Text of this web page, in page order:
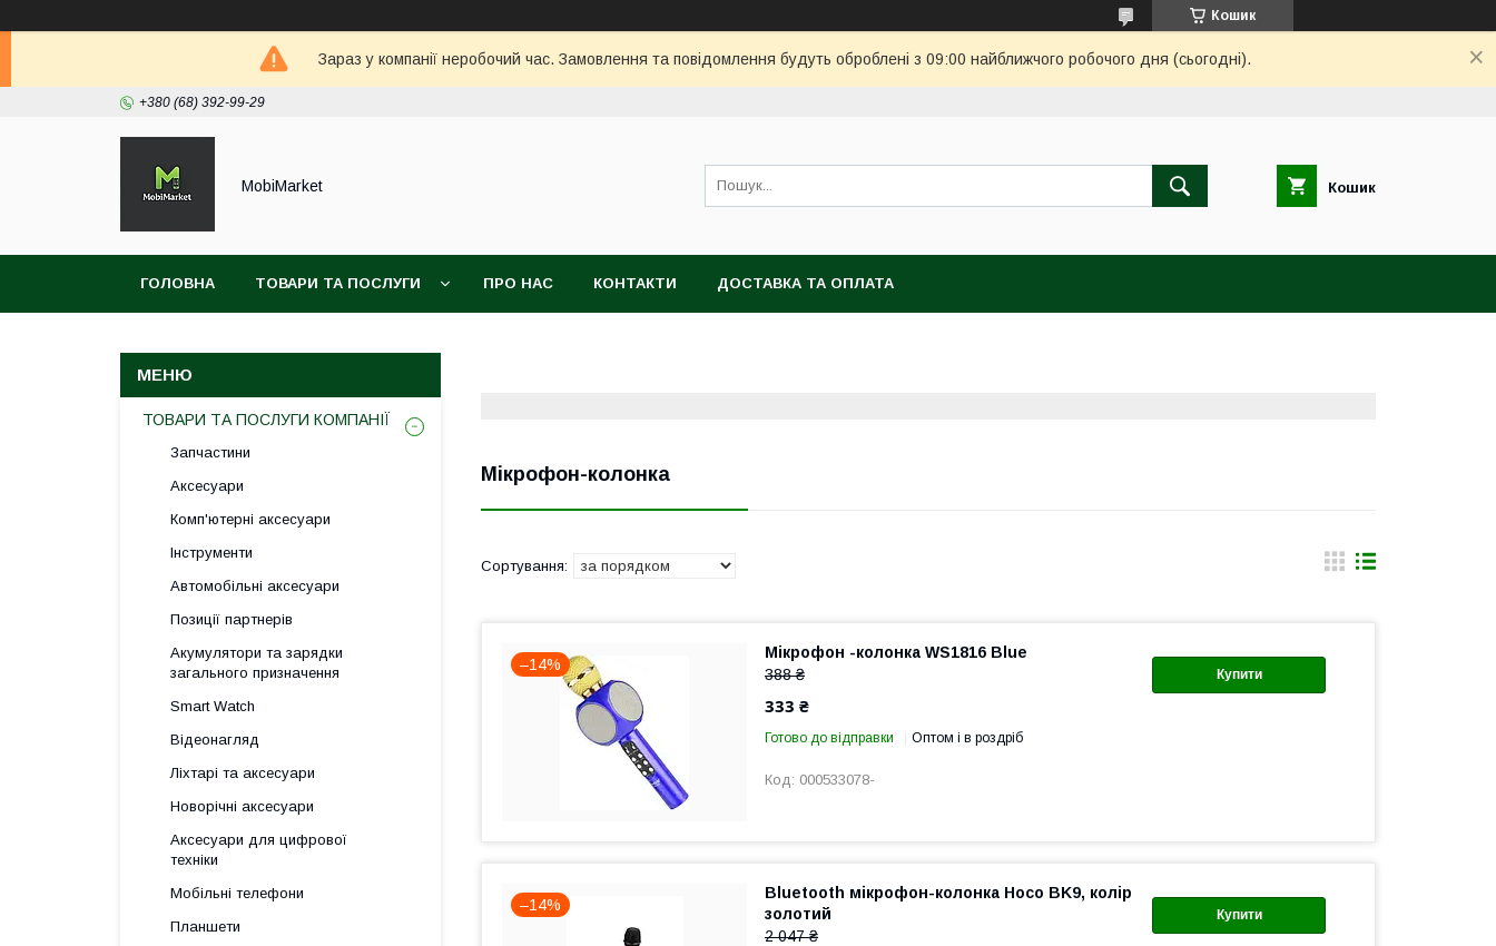
Кошик
Зараз у компанії неробочий час. Замовлення та повідомлення будуть оброблені з 09:00 найближчого робочого дня (сьогодні).
+380 (68) 392-99-29
MobiMarket Кошик
ГОЛОВНА ТОВАРИ ТА ПОСЛУГИ ПРО НАС КОНТАКТИ ДОСТАВКА ТА ОПЛАТА
Мікрофон-колонка
–14%
Купити
Мікрофон -колонка WS1816 Blue
388 ₴
333 ₴
Готово до відправки Оптом і в роздріб
000533078-
–14%
Купити
Bluetooth мікрофон-колонка Hoco BK9, колір
золотий
2 047 ₴
ТОВАРИ ТА ПОСЛУГИ КОМПАНІЇ
Запчастини
Аксесуари
Комп'ютерні аксесуари
Інструменти
Автомобільні аксесуари
Позиції партнерів
Акумулятори та зарядки
загального призначення
Smart Watch
Відеонагляд
Ліхтарі та аксесуари
Новорічні аксесуари
Аксесуари для цифрової
техніки
Мобільні телефони
Планшети